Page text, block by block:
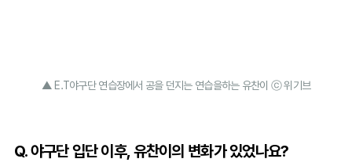
▲ E.T야구단 연습장에서 공을 던지는 연습을하는 유찬이 ⓒ 위기브
Q. 야구단 입단 이후, 유찬이의 변화가 있었나요?